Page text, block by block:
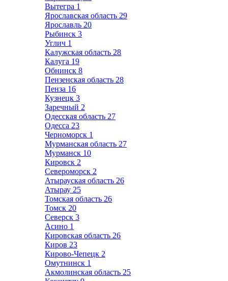
Вытегра 1
Ярославская область 29
Ярославль 20
Рыбинск 3
Углич 1
Калужская область 28
Калуга 19
Обнинск 8
Пензенская область 28
Пенза 16
Кузнецк 3
Заречный 2
Одесская область 27
Одесса 23
Черноморск 1
Мурманская область 27
Мурманск 10
Кировск 2
Североморск 2
Атырауская область 26
Атырау 25
Томская область 26
Томск 20
Северск 3
Асино 1
Кировская область 26
Киров 23
Кирово-Чепецк 2
Омутнинск 1
Акмолинская область 25